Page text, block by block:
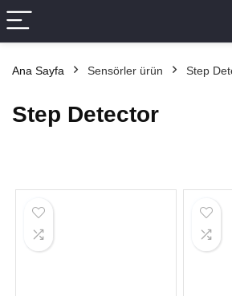
Ana Sayfa Sensörler ürün Step
Step Detector